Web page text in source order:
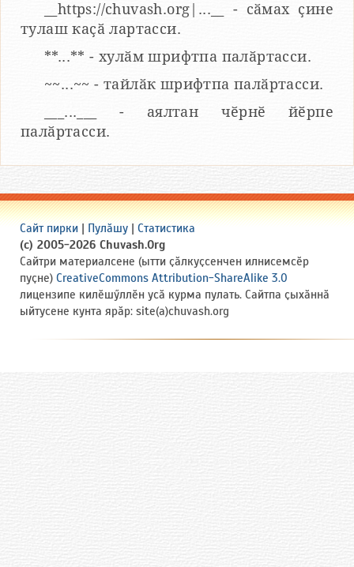
__https://chuvash.org|...__ - сӑмах ҫине
тулаш каҫӑ лартасси.
**...** - хулӑм шрифтпа палӑртасси.
~~...~~ - тайлӑк шрифтпа палӑртасси.
___...___ - аялтан чӗрнӗ йӗрпе
палӑртасси.
Сайт пирки | Пулӑшу | Статистика
(c) 2005-2026 Chuvash.Org
Сайтри материалсене (ытти ҫӑлкуҫсенчен илнисемсӗр
пуҫне) CreativeCommons Attribution-ShareAlike 3.0
лицензипе килӗшӳллӗн усӑ курма пулать. Сайтпа ҫыхӑннӑ
ыйтусене кунта ярӑр: site(a)chuvash.org